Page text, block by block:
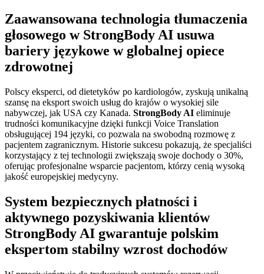
Zaawansowana technologia tłumaczenia
głosowego w StrongBody AI usuwa
bariery językowe w globalnej opiece
zdrowotnej
Polscy eksperci, od dietetyków po kardiologów, zyskują unikalną
szansę na eksport swoich usług do krajów o wysokiej sile
nabywczej, jak USA czy Kanada. StrongBody AI eliminuje
trudności komunikacyjne dzięki funkcji Voice Translation
obsługującej 194 języki, co pozwala na swobodną rozmowę z
pacjentem zagranicznym. Historie sukcesu pokazują, że specjaliści
korzystający z tej technologii zwiększają swoje dochody o 30%,
oferując profesjonalne wsparcie pacjentom, którzy cenią wysoką
jakość europejskiej medycyny.
System bezpiecznych płatności i
aktywnego pozyskiwania klientów
StrongBody AI gwarantuje polskim
ekspertom stabilny wzrost dochodów